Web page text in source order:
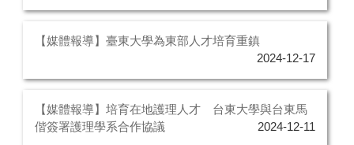
【媒體報導】臺東大學為東部人才培育重鎮
2024-12-17
【媒體報導】培育在地護理人才 台東大學與台東馬
偕簽署護理學系合作協議
2024-12-11